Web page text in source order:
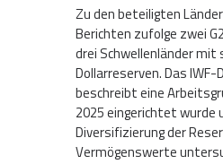
Zu den beteiligten
Berichten zufolge zwei
drei Schwellenländer mit
Dollarreserven. Das
beschreibt eine
2025 eingerichtet wurde
Diversifizierung der
Vermögenswerte